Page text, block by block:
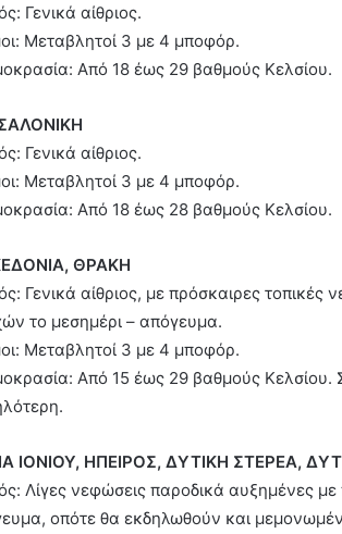
Γενικά αίθριος.
Μεταβλητοί 3 με 4 μποφόρ.
Από 18 έως 29 βαθμούς Κελσίου.
Γενικά αίθριος.
Μεταβλητοί 3 με 4 μποφόρ.
Από 18 έως 28 βαθμούς Κελσίου.
ΘΡΑΚΗ
Γενικά αίθριος, με πρόσκαιρες
το μεσημέρι – απόγευμα.
Μεταβλητοί 3 με 4 μποφόρ.
Από 15 έως 29 βαθμούς Κελσίου.
ΙΟΝΙΟΥ, ΗΠΕΙΡΟΣ, ΔΥΤΙΚΗ ΣΤΕΡΕΑ,
Λίγες νεφώσεις παροδικά αυξημένες
οπότε θα εκδηλωθούν και